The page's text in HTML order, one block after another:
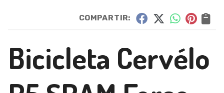
COMPARTIR:
Bicicleta Cervélo